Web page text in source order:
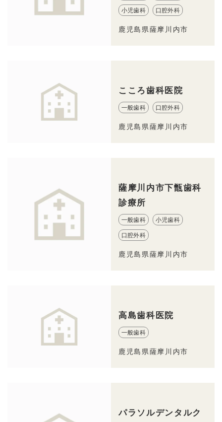
小児歯科 口腔外科
鹿児島県薩摩川内市
こころ歯科医院
一般歯科 口腔外科
鹿児島県薩摩川内市
薩摩川内市下甑歯科
診療所
一般歯科 小児歯科
口腔外科
鹿児島県薩摩川内市
高島歯科医院
一般歯科
鹿児島県薩摩川内市
パラソルデンタルク